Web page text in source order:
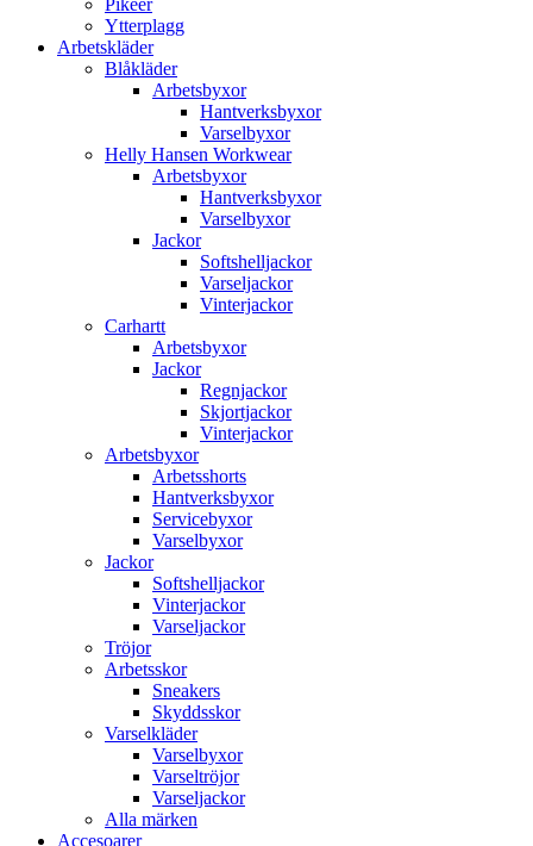
Pikéer
Ytterplagg
Arbetskläder
Blåkläder
Arbetsbyxor
Hantverksbyxor
Varselbyxor
Helly Hansen Workwear
Arbetsbyxor
Hantverksbyxor
Varselbyxor
Jackor
Softshelljackor
Varseljackor
Vinterjackor
Carhartt
Arbetsbyxor
Jackor
Regnjackor
Skjortjackor
Vinterjackor
Arbetsbyxor
Arbetsshorts
Hantverksbyxor
Servicebyxor
Varselbyxor
Jackor
Softshelljackor
Vinterjackor
Varseljackor
Tröjor
Arbetsskor
Sneakers
Skyddsskor
Varselkläder
Varselbyxor
Varseltröjor
Varseljackor
Alla märken
Accesoarer